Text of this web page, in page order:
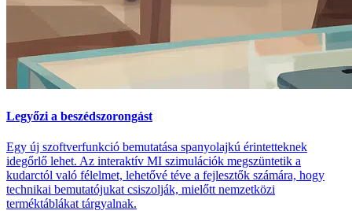
Legyőzi a beszédszorongást
Egy új szoftverfunkció bemutatása spanyolajkú érintetteknek
idegőrlő lehet. Az interaktív MI szimulációk megszüntetik a
kudarctól való félelmet, lehetővé téve a fejlesztők számára, hogy
technikai bemutatójukat csiszolják, mielőtt nemzetközi
terméktáblákat tárgyalnak.